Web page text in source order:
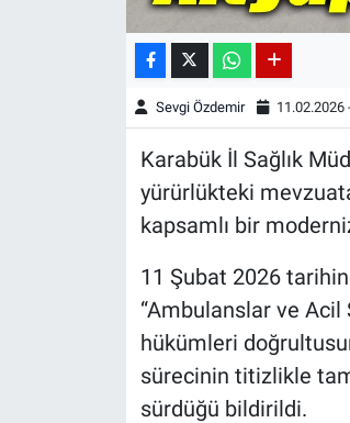
Sevgi Özdemir 11.02.2026
Karabük İl Sağlık
yürürlükteki
kapsamlı bir
11 Şubat 2026
“Ambulanslar ve
hükümleri
sürecinin titizlikle
sürdüğü bildirildi.